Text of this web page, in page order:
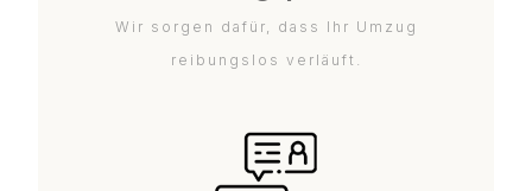
Wir sorgen dafür, dass Ihr Umzug
reibungslos verläuft.